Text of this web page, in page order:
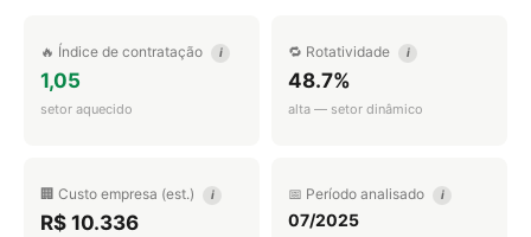
🔥 Índice de contratação i
1,05
setor aquecido
🔁 Rotatividade i
48.7%
alta — setor dinâmico
🏢 Custo empresa (est.) i
R$ 10.336
📅 Período analisado i
07/2025